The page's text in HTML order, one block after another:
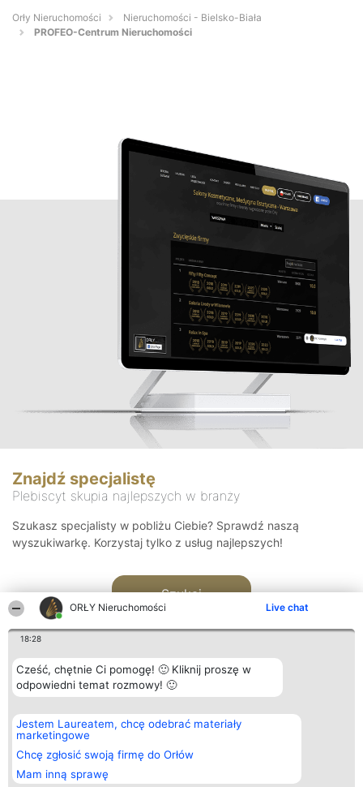
ORŁY Nieruchomości Live chat
18:28
Cześć, chętnie Ci pomogę! 🙂 Kliknij proszę w
odpowiedni temat rozmowy! 🙂
Jestem Laureatem, chcę odebrać materiały
marketingowe
Chcę zgłosić swoją firmę do Orłów
Mam inną sprawę
Orły Nieruchomości
Nieruchomości - Bielsko-Biała
PROFEO-Centrum Nieruchomości
Znajdź specjalistę
Plebiscyt skupia najlepszych w branży
Szukasz specjalisty w pobliżu Ciebie? Sprawdź naszą
wyszukiwarkę. Korzystaj tylko z usług najlepszych!
Szukaj
Organizator plebiscytu
Bright Side Solutions sp. z o.
o. sp. k.
ul. Ruska 22
Wrocław 50-079
KRS 0000749100 | Regon
Plebiscyt
Laureaci
wszystkich
Laureatów
Kontakt
Kontakt